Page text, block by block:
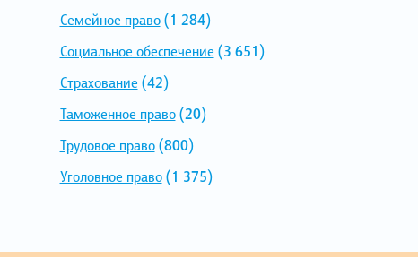
Семейное право(1 284)
Социальное обеспечение (3 651)
Страхование (42)
Таможенное право(20)
Трудовое право(800)
Уголовное право(1 375)